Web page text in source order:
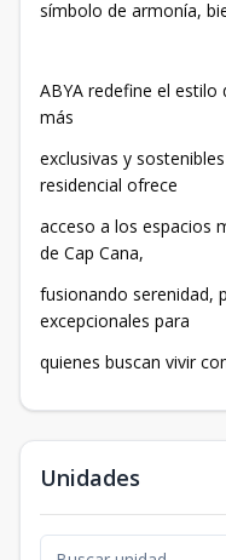
símbolo de armonía,
ABYA redefine el estilo
más
exclusivas y
residencial ofrece
acceso a los espacios
de Cap Cana,
fusionando serenidad,
excepcionales para
quienes buscan vivir
Unidades